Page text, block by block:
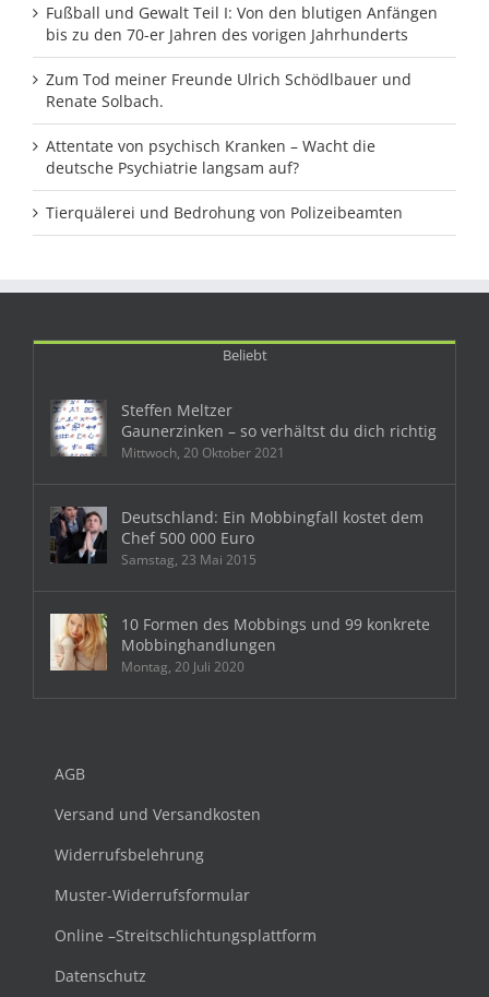
Fußball und Gewalt Teil I: Von den blutigen Anfängen
bis zu den 70-er Jahren des vorigen Jahrhunderts
Zum Tod meiner Freunde Ulrich Schödlbauer und
Renate Solbach.
Attentate von psychisch Kranken – Wacht die
deutsche Psychiatrie langsam auf?
Tierquälerei und Bedrohung von Polizeibeamten
Beliebt
Steffen Meltzer
Gaunerzinken – so verhältst du dich richtig
Mittwoch, 20 Oktober 2021
Deutschland: Ein Mobbingfall kostet dem
Chef 500 000 Euro
Samstag, 23 Mai 2015
10 Formen des Mobbings und 99 konkrete
Mobbinghandlungen
Montag, 20 Juli 2020
AGB
Versand und Versandkosten
Widerrufsbelehrung
Muster-Widerrufsformular
Online –Streitschlichtungsplattform
Datenschutz